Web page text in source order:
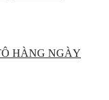
HÀNG NGÀY